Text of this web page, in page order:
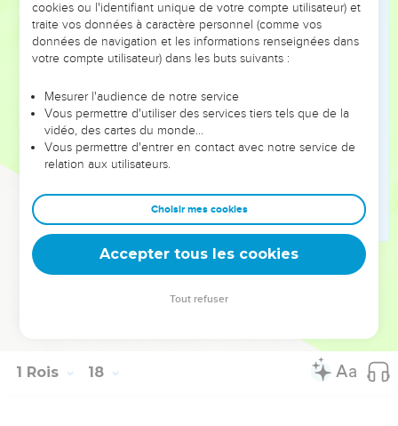
וַיֹּ֥אמֶר אֵלֶ֖יהָ תְּנִֽי־לִ֣י אֶת־בְּנֵ֑ךְ וַיִּקָּחֵ֣הוּ מֵחֵיקָ֗הּ וַֽיַּעֲלֵ֙הוּ֙ אֶל־הָעֲלִיָּ֗ה
אֲשֶׁר־הוּא֙ יֹשֵׁ֣ב שָׁ֔ם וַיַּשְׁכִּבֵ֖הוּ עַל־מִטָּתֽוֹ׃
וַיִּקְרָ֥א אֶל־יְהוָ֖ה וַיֹּאמַ֑ר יְהוָ֣ה אֱלֹהָ֔י הֲ֠גַם עַל־הָאַלְמָנָ֞ה אֲשֶׁר־אֲנִ֨י
וַיִּתְמֹדֵ֤ד עַל־הַיֶּ֙לֶד֙ שָׁלֹ֣שׁ פְּעָמִ֔ים וַיִּקְרָ֥א אֶל־יְהוָ֖ה וַיֹּאמַ֑ר יְהוָ֣ה אֱלֹהָ֔י
תָּ֥שָׁב נָ֛א נֶֽפֶשׁ־הַיֶּ֥לֶד הַזֶּ֖ה עַל־קִרְבּֽוֹ׃
וַיִּשְׁמַ֥ע יְהוָ֖ה בְּק֣וֹל אֵלִיָּ֑הוּ וַתָּ֧שָׁב נֶֽפֶשׁ־הַיֶּ֛לֶד עַל־קִרְבּ֖וֹ וַיֶּֽחִי׃
וַיֹּ֙אמֶר֙ אֵ֣לִיָּ֔הוּ רְאִ֖י חַ֥י בְּנֵֽךְ׃
וַתֹּ֤אמֶר הָֽאִשָּׁה֙ אֶל־אֵ֣לִיָּ֔הוּ עַתָּה֙ זֶ֣ה יָדַ֔עְתִּי כִּ֛י אִ֥ישׁ אֱלֹהִ֖ים אָ֑תָּה
וּדְבַר־יְהוָ֥ה בְּפִ֖יךָ אֱמֶֽת׃
Hébreu : © Westminster Leningrad Codex - tanach.us --- Grec : © 2010 by the
1 Rois 18
cookies ou l'identifiant unique de votre compte utilisateur) et
traite vos données à caractère personnel (comme vos
données de navigation et les informations renseignées dans
votre compte utilisateur) dans les buts suivants :
Mesurer l'audience de notre service
Vous permettre d'utiliser des services tiers tels que de la
vidéo, des cartes du monde…
Vous permettre d'entrer en contact avec notre service de
relation aux utilisateurs.
Choisir mes cookies
Accepter tous les cookies
Tout refuser